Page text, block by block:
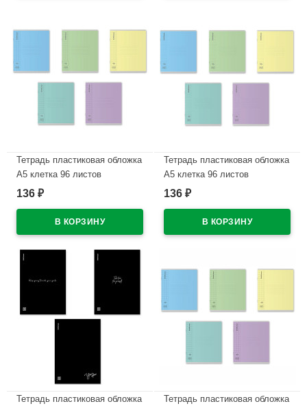
Тетрадь пластиковая обложка
А5 клетка 96 листов
ErichKrause Классика
асс. арт.56394
136 ₽
Тетрадь пластиковая обложка
А5 клетка 96 листов
ErichKrause Классика
асс. арт.56395
136 ₽
Тетрадь пластиковая обложка Тетрадь пластиковая обложка